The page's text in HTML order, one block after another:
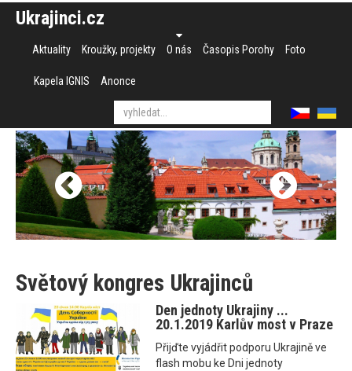
Ukrajinci.cz
Aktuality Kroužky, projekty O nás Časopis Porohy Foto
Kapela IGNIS Anonce
Světový kongres Ukrajinců
Den jednoty Ukrajiny ...
20.1.2019 Karlův most v Praze
Přijďte vyjádřit podporu Ukrajině ve
flash mobu ke Dni jednoty